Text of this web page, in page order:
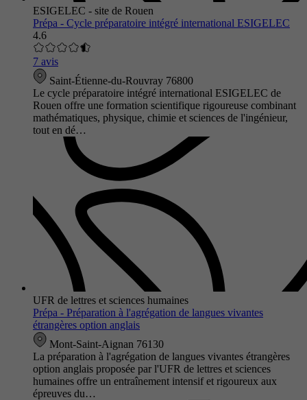
ESIGELEC - site de Rouen
Prépa - Cycle préparatoire intégré international ESIGELEC
4.6
7 avis
Saint-Étienne-du-Rouvray 76800
Le cycle préparatoire intégré international ESIGELEC de
Rouen offre une formation scientifique rigoureuse combinant
mathématiques, physique, chimie et sciences de l'ingénieur,
tout en dé…
UFR de lettres et sciences humaines
Prépa - Préparation à l'agrégation de langues vivantes
étrangères option anglais
Mont-Saint-Aignan 76130
La préparation à l'agrégation de langues vivantes étrangères
option anglais proposée par l'UFR de lettres et sciences
humaines offre un entraînement intensif et rigoureux aux
épreuves du…